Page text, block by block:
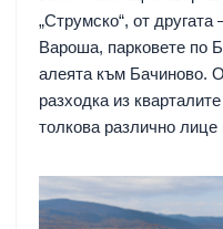
„Струмско“, от
Вароша, парковете по
алеята към Бачиново.
разходка из
толкова различно